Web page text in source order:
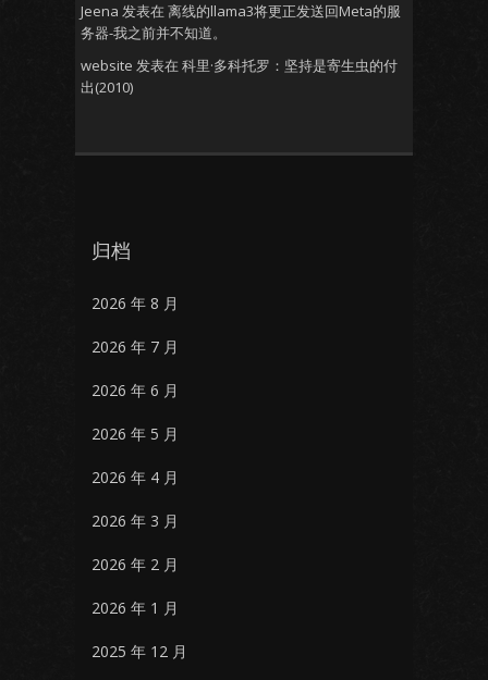
Jeena 发表在 离线的llama3将更正发送回Meta的服
务器-我之前并不知道。
website 发表在 科里·多科托罗：坚持是寄生虫的付
出(2010)
归档
2026 年 8 月
2026 年 7 月
2026 年 6 月
2026 年 5 月
2026 年 4 月
2026 年 3 月
2026 年 2 月
2026 年 1 月
2025 年 12 月